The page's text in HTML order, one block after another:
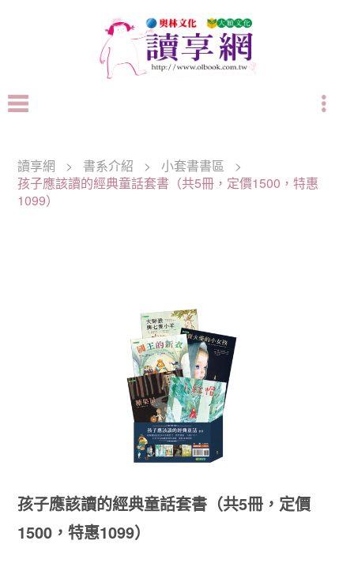
讀享網 > 書系介紹 > 小套書書區
>
孩子應該讀的經典童話套書（共5冊，定價1500，特惠
1099）
孩子應該讀的經典童話套書（共5冊，定價
1500，特惠1099）